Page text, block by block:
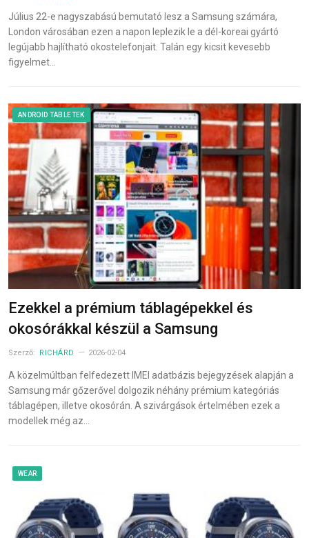
Július 22-e nagyszabású bemutató lesz a Samsung számára,
London városában ezen a napon leplezik le a dél-koreai gyártó
legújabb hajlítható okostelefonjait. Talán egy kicsit kevesebb
figyelmet…
ANDROID TABLETEK
Ezekkel a prémium táblagépekkel és
okosórákkal készül a Samsung
Szerző: RICHÁRD 2026-02-04
A közelmúltban felfedezett IMEI adatbázis bejegyzések alapján a
Samsung már gőzerővel dolgozik néhány prémium kategóriás
táblagépen, illetve okosórán. A szivárgások értelmében ezek a
modellek még az…
WEAR